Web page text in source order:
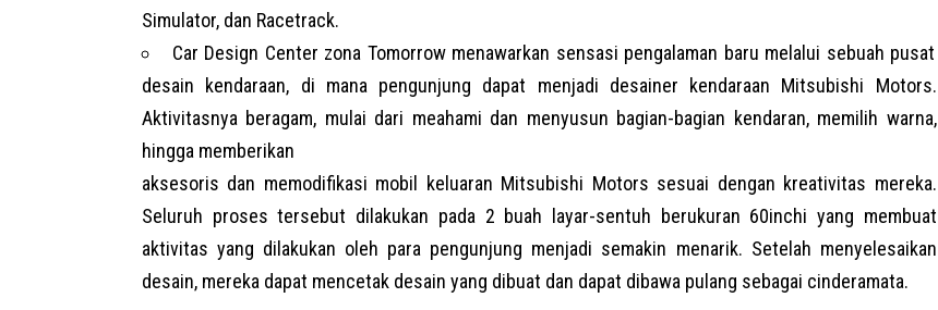
Simulator, dan Racetrack.
Car Design Center zona Tomorrow menawarkan sensasi pengalaman baru melalui sebuah pusat
desain kendaraan, di mana pengunjung dapat menjadi desainer kendaraan Mitsubishi Motors.
Aktivitasnya beragam, mulai dari meahami dan menyusun bagian-bagian kendaran, memilih warna,
hingga memberikan
aksesoris dan memodifikasi mobil keluaran Mitsubishi Motors sesuai dengan kreativitas mereka.
Seluruh proses tersebut dilakukan pada 2 buah layar-sentuh berukuran 60inchi yang membuat
aktivitas yang dilakukan oleh para pengunjung menjadi semakin menarik. Setelah menyelesaikan
desain, mereka dapat mencetak desain yang dibuat dan dapat dibawa pulang sebagai cinderamata.